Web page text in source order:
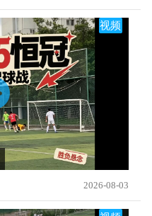
视频
2026-08-03